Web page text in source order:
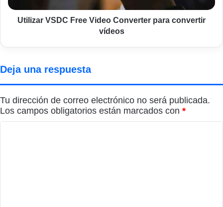
Utilizar VSDC Free Video Converter para convertir
vídeos
Deja una respuesta
Tu dirección de correo electrónico no será publicada.
Los campos obligatorios están marcados con *